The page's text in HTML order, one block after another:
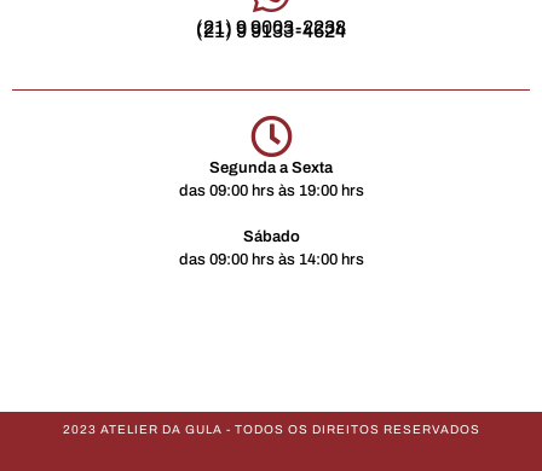
(21) 9 9003-2238
(21) 9 9133-4624
Segunda a Sexta
das 09:00 hrs às 19:00 hrs
Sábado
das 09:00 hrs às 14:00 hrs
2023 ATELIER DA GULA - TODOS OS DIREITOS RESERVADOS